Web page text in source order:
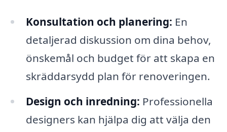
Konsultation och planering: En
detaljerad diskussion om dina behov,
önskemål och budget för att skapa en
skräddarsydd plan för renoveringen.
Design och inredning: Professionella
designers kan hjälpa dig att välja den